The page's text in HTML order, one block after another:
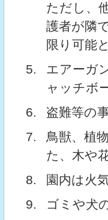
ただし、
護者が隣
限り可能
エアーガ
ャッチボ
盗難等の
鳥獣、植
た、木や
園内は火
ゴミや犬